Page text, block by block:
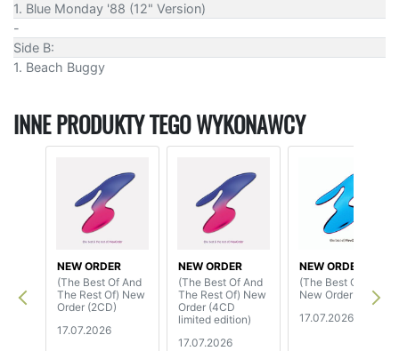
1. Blue Monday '88 (12" Version)
-
Side B:
1. Beach Buggy
INNE PRODUKTY TEGO WYKONAWCY
NEW ORDER
(The Best Of And
The Rest Of) New
Order (2CD)
17.07.2026
NEW ORDER
(The Best Of And
The Rest Of) New
Order (4CD
limited edition)
17.07.2026
NEW ORDER
(The Best Of)
New Order (2LP)
17.07.2026